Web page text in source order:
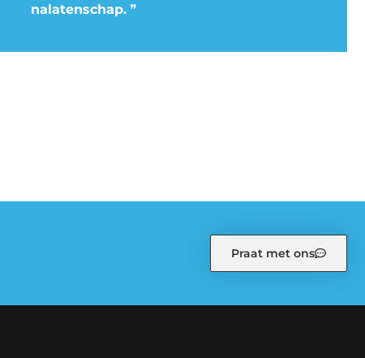
nalatenschap.❞
Praat met ons